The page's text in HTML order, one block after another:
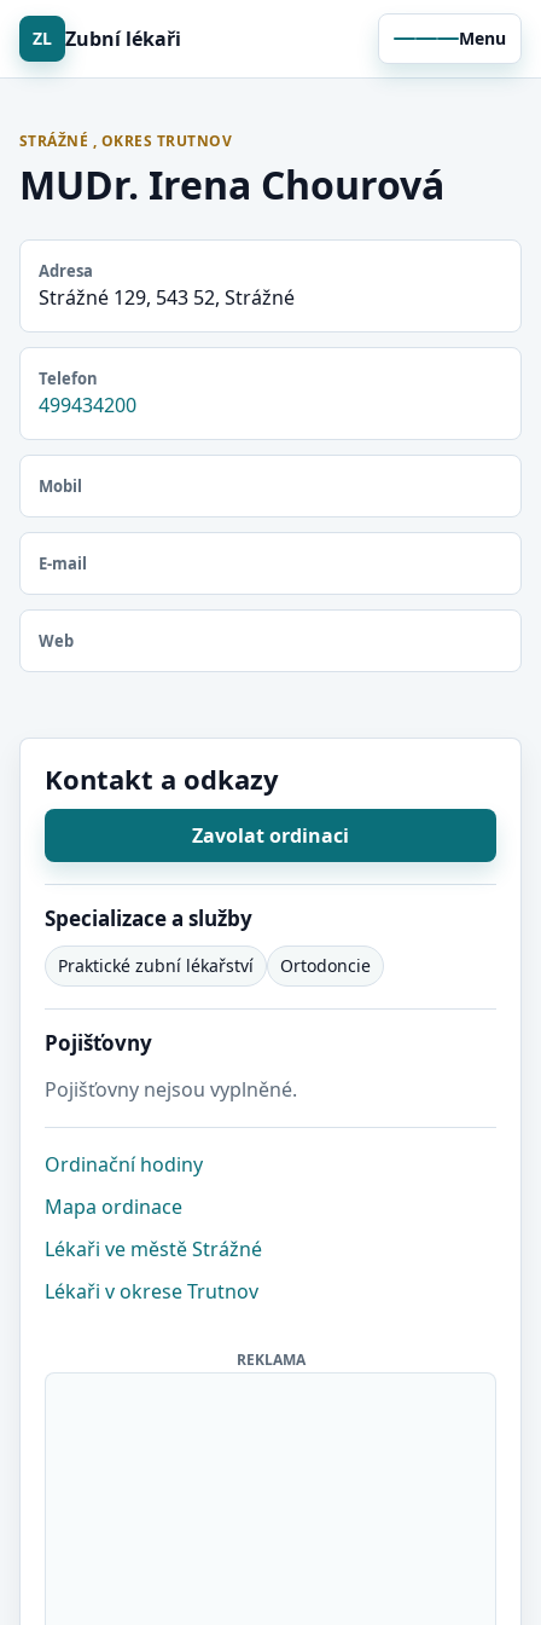
ZL Zubní lékaři Menu
STRÁŽNÉ , OKRES TRUTNOV
MUDr. Irena Chourová
Adresa
Strážné 129, 543 52, Strážné
Telefon
499434200
Mobil
E-mail
Web
Kontakt a odkazy
Zavolat ordinaci
Specializace a služby
Praktické zubní lékařství Ortodoncie
Pojišťovny
Pojišťovny nejsou vyplněné.
Ordinační hodiny
Mapa ordinace
Lékaři ve městě Strážné
Lékaři v okrese Trutnov
REKLAMA